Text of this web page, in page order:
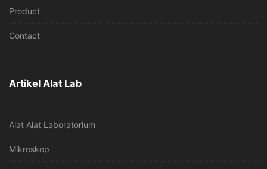
Product
Contact
Artikel Alat Lab
Alat Alat Laboratorium
Mikroskop